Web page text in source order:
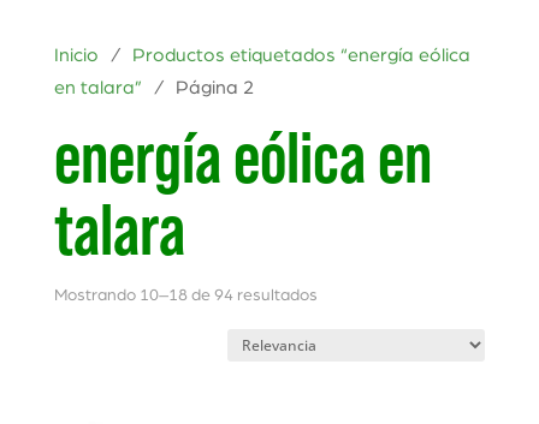
Inicio / Productos etiquetados “energía eólica
en talara” / Página 2
energía eólica en
talara
Mostrando 10–18 de 94 resultados